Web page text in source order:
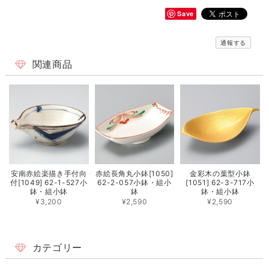
Save
通報する
関連商品
安南赤絵楽描き手付向
付[1049] 62-1-527小
鉢・組小鉢
¥3,200
赤絵長角丸小鉢[1050]
62-2-057小鉢・組小
鉢
¥2,590
金彩木の葉型小鉢
[1051] 62-3-717小
鉢・組小鉢
¥2,590
カテゴリー